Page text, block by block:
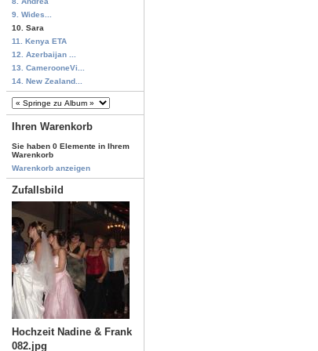
9. Wides...
10. Sara
11. Kenya ETA
12. Azerbaijan ...
13. CamerooneVi...
14. New Zealand...
Ihren Warenkorb
Sie haben 0 Elemente in Ihrem
Warenkorb
Warenkorb anzeigen
Zufallsbild
Hochzeit Nadine & Frank
082.jpg